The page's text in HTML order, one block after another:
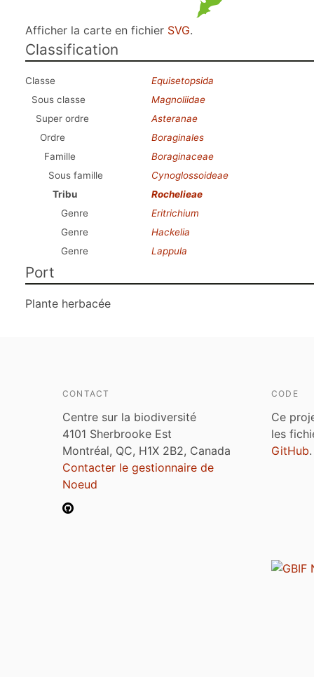
Afficher la carte en fichier SVG.
Classification
Classe
Equisetopsida
Sous classe
Magnoliidae
Super ordre
Asteranae
Ordre
Boraginales
Famille
Boraginaceae
Sous famille
Cynoglossoideae
Tribu
Rochelieae
Genre
Eritrichium
Genre
Hackelia
Genre
Lappula
Port
Plante herbacée
CONTACT
Centre sur la biodiversité
4101 Sherbrooke Est
Montréal, QC, H1X 2B2, Canada
Contacter le gestionnaire de
Noeud
CODE
Ce
les
GitHub.